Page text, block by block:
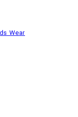
Wear